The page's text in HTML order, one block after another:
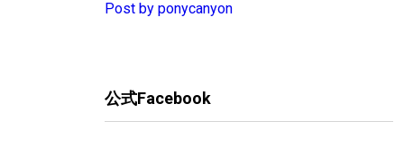
Post by ponycanyon
公式Facebook